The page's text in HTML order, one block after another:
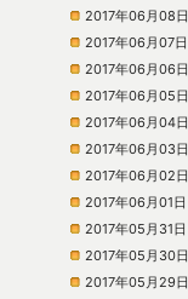
2017年06月08日
2017年06月07日
2017年06月06日
2017年06月05日
2017年06月04日
2017年06月03日
2017年06月02日
2017年06月01日
2017年05月31日
2017年05月30日
2017年05月29日